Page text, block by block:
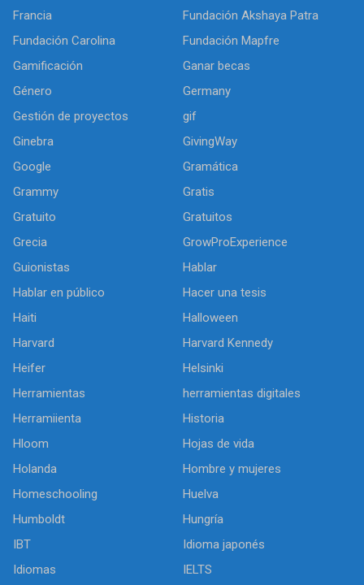
Francia
Fundación Akshaya Patra
Fundación Carolina
Fundación Mapfre
Gamificación
Ganar becas
Género
Germany
Gestión de proyectos
gif
Ginebra
GivingWay
Google
Gramática
Grammy
Gratis
Gratuito
Gratuitos
Grecia
GrowProExperience
Guionistas
Hablar
Hablar en público
Hacer una tesis
Haiti
Halloween
Harvard
Harvard Kennedy
Heifer
Helsinki
Herramientas
herramientas digitales
Herramiienta
Historia
Hloom
Hojas de vida
Holanda
Hombre y mujeres
Homeschooling
Huelva
Humboldt
Hungría
IBT
Idioma japonés
Idiomas
IELTS